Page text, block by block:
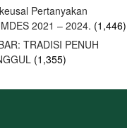
Pertanyakan
2021 – 2024. (1,446)
TRADISI PENUH
(1,355)